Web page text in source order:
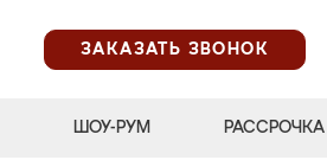
ЗАКАЗАТЬ ЗВОНОК
ШОУ-РУМ РАССРОЧКА